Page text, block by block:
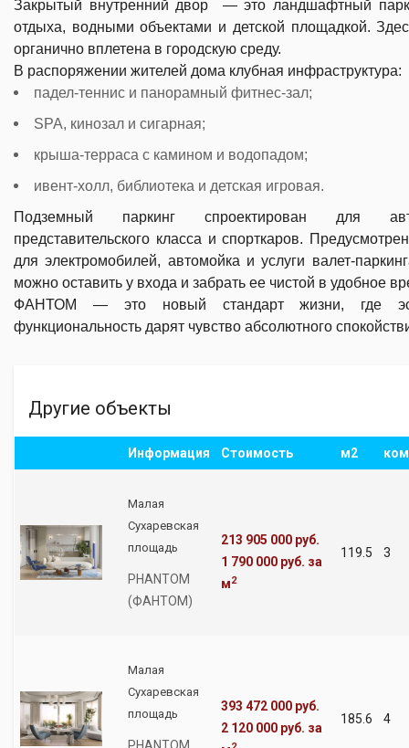
Закрытый внутренний двор — это ландшафтный
отдыха, водными объектами и детской площадкой.
органично вплетена в городскую среду.
В распоряжении жителей дома клубная инфраструктура:
падел-теннис и панорамный фитнес-зал;
SPA, кинозал и сигарная;
крыша-терраса с камином и водопадом;
ивент-холл, библиотека и детская игровая.
Подземный паркинг спроектирован для
представительского класса и спорткаров.
для электромобилей, автомойка и услуги валет-
можно оставить у входа и забрать ее чистой в удобное
ФАНТОМ — это новый стандарт жизни, где
функциональность дарят чувство абсолютного
Другие объекты
Информация Стоимость м2
Малая
Сухаревская
площадь
PHANTOM
(ФАНТОМ)
213 905 000 руб.
1 790 000 руб. за
м2
119.5 3
Малая
Сухаревская
площадь
393 472 000 руб.
2 120 000 руб. за
185.6 4